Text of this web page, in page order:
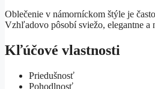
Oblečenie v námorníckom štýle je
Vzhľadovo pôsobí sviežo, elegantne
Kľúčové vlastnosti
Priedušnosť
Pohodlnosť